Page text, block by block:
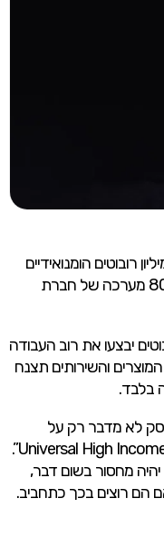
כמיליון רובוטים הומנואידיים
בשנה. הוא מאמין שרובוטים אלו יהוו כ-80% מערכה של חברת
יבצעו את רוב העבודה
המוצרים והשירותים תצנח
בלבד.
לא מדבר רק על
הכנסה בסיסית (UBI), אלא על “Universal High Income”.
יהיה מחסור בשום דבר,
הם רוצים בכך כתחביב.